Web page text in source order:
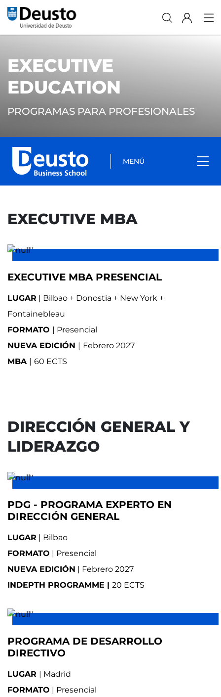
EXECUTIVE
EDUCATION
PROGRAMAS PARA PROFESIONALES
MENÚ
EXECUTIVE MBA
EXECUTIVE MBA PRESENCIAL
LUGAR | Bilbao + Donostia + New York +
Fontainebleau
FORMATO | Presencial
NUEVA EDICIÓN | Febrero 2027
MBA | 60 ECTS
DIRECCIÓN GENERAL Y
LIDERAZGO
PDG - PROGRAMA EXPERTO EN
DIRECCIÓN GENERAL
LUGAR | Bilbao
FORMATO | Presencial
NUEVA EDICIÓN | Febrero 2027
INDEPTH PROGRAMME | 20 ECTS
PROGRAMA DE DESARROLLO
DIRECTIVO
LUGAR | Madrid
FORMATO | Presencial